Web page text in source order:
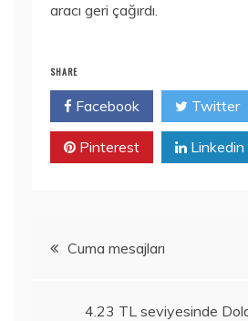
aracı geri çağırdı.
SHARE
Facebook Twitter
Pinterest Linkedin
YazıCuma mesajları
4.23 TL seviyesinde